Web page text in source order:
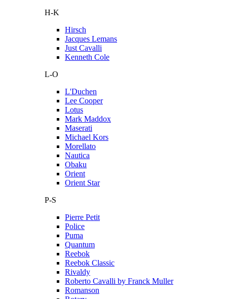
H-K
Hirsch
Jacques Lemans
Just Cavalli
Kenneth Cole
L-O
L'Duchen
Lee Cooper
Lotus
Mark Maddox
Maserati
Michael Kors
Morellato
Nautica
Obaku
Orient
Orient Star
P-S
Pierre Petit
Police
Puma
Quantum
Reebok
Reebok Classic
Rivaldy
Roberto Cavalli by Franck Muller
Romanson